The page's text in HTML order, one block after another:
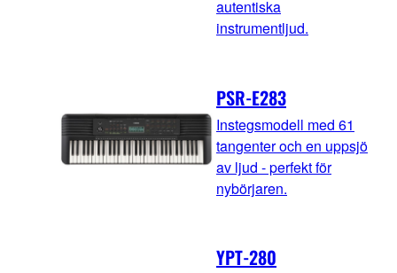
autentiska
instrumentljud.
PSR-E283
Instegsmodell med 61
tangenter och en uppsjö
av ljud - perfekt för
nybörjaren.
YPT-280